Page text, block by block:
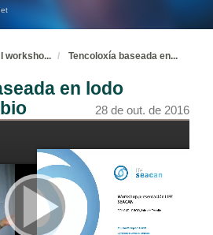
I worksho... Tencoloxía baseada en...
en lodo
28 de out. de 2016